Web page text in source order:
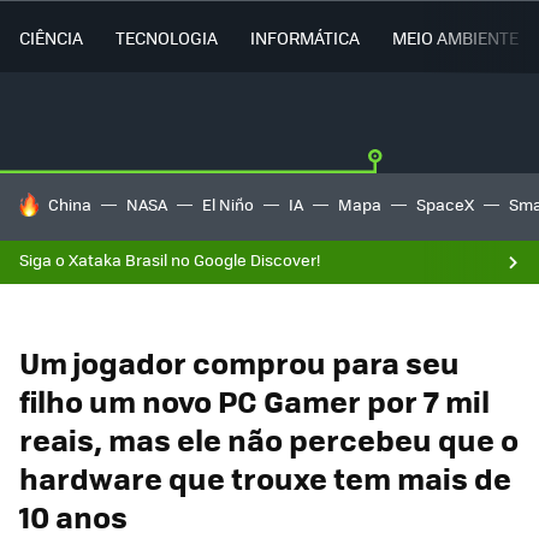
CIÊNCIA TECNOLOGIA INFORMÁTICA MEIO AMBIENTE
TENDÊNCIAS DO DIA
China NASA El Niño IA Mapa SpaceX
Siga o Xataka Brasil no Google Discover!
Um jogador comprou para seu
filho um novo PC Gamer por 7 mil
reais, mas ele não percebeu que o
hardware que trouxe tem mais de
10 anos